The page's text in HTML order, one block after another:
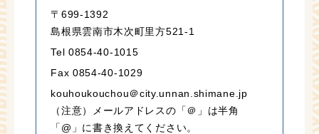
〒699-1392
島根県雲南市木次町里方521-1
Tel 0854-40-1015
Fax 0854-40-1029
kouhoukouchou＠city.unnan.shimane.jp
（注意）メールアドレスの「＠」は半角
「@」に書き換えてください。